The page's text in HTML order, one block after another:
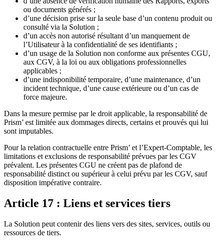
ou documents générés ;
d’une décision prise sur la seule base d’un contenu produit ou
consulté via la Solution ;
d’un accès non autorisé résultant d’un manquement de
l’Utilisateur à la confidentialité de ses identifiants ;
d’un usage de la Solution non conforme aux présentes CGU,
aux CGV, à la loi ou aux obligations professionnelles
applicables ;
d’une indisponibilité temporaire, d’une maintenance, d’un
incident technique, d’une cause extérieure ou d’un cas de
force majeure.
Dans la mesure permise par le droit applicable, la responsabilité de
Prism’ est limitée aux dommages directs, certains et prouvés qui lui
sont imputables.
Pour la relation contractuelle entre Prism’ et l’Expert-Comptable, les
limitations et exclusions de responsabilité prévues par les CGV
prévalent. Les présentes CGU ne créent pas de plafond de
responsabilité distinct ou supérieur à celui prévu par les CGV, sauf
disposition impérative contraire.
Article 17 : Liens et services tiers
La Solution peut contenir des liens vers des sites, services, outils ou
ressources de tiers.